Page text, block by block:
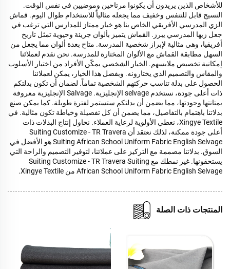
للأشخاص الذين يريدون أن يكونوا مرتاحين وموضيين في نفس الوقت.
النسيج قابل للتنفس وخفيف مما يجعله مثالياً للاستخدام طوال اليوم. قماش
الزي المدرسي الأفريقي الخاص بنا هو خيار ممتاز للمدارس التي ترغب في
جعل زيها المدرسي يبرز. القماش يتميز بألوان جريئة وحيوية تمثل تاريخ
أفريقيا، وهي مثالية لإبراز شخصية المدرسة. متاح بعدة ألوان مما يجعل من
السهل مطابقة القماش مع الألوان المختارة للمدرسة. نحن نقدم لعملائنا
إمكانية تخصيص ملابسهم. الخيار الشخصي يمكّن الأفراد من اختيار الأسلوب
والمقاس والتصميم الذي يختارونه. وبفضل هذا الخيار، يمكن لعملائنا
الحصول على بدلة تناسب حركتهم الشخصية تماماً. لضمان أن تكون بدلتكم
ذات أعلى جودة، نستخدم selvage الإنجليزية. Salvage الإنجليزية معروفة
بمتانتها وجودتها، مما يضمن أن بدلتكم ستستمر لفترة طويلة. كما يمكن صنع
بدلاتنا باهتمام بالتفاصيل، مما يضمن أن كل تفصيلة وخياطة تكون مثالية. في
Xingye Textile، نعطي الأولوية لرعاية العملاء. نحاول إنتاج البذلات ذات
أعلى جودة ممكنة، لذلك نعتقد أن Suiting Customize - TR Travera
Suiting African School Uniform Fabric English Selvage هو الأفضل في
السوق. بدلاتنا مصممة مع التركيز على عملائنا، لتوفير التصميم والراحة التي
يستحقونها. غير نمطك مع Suiting Customize - TR Travera Suiting
African School Uniform Fabric English Selvage من Xingye Textile.
المنتجات ذات الصلة